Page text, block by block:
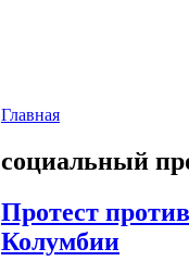
Главная
социальный
Протест
Колумбии